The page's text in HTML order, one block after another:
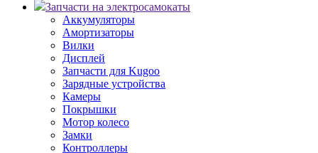
Запчасти на электросамокаты
Аккумуляторы
Амортизаторы
Вилки
Дисплей
Запчасти для Kugoo
Зарядные устройства
Камеры
Покрышки
Мотор колесо
Замки
Контроллеры